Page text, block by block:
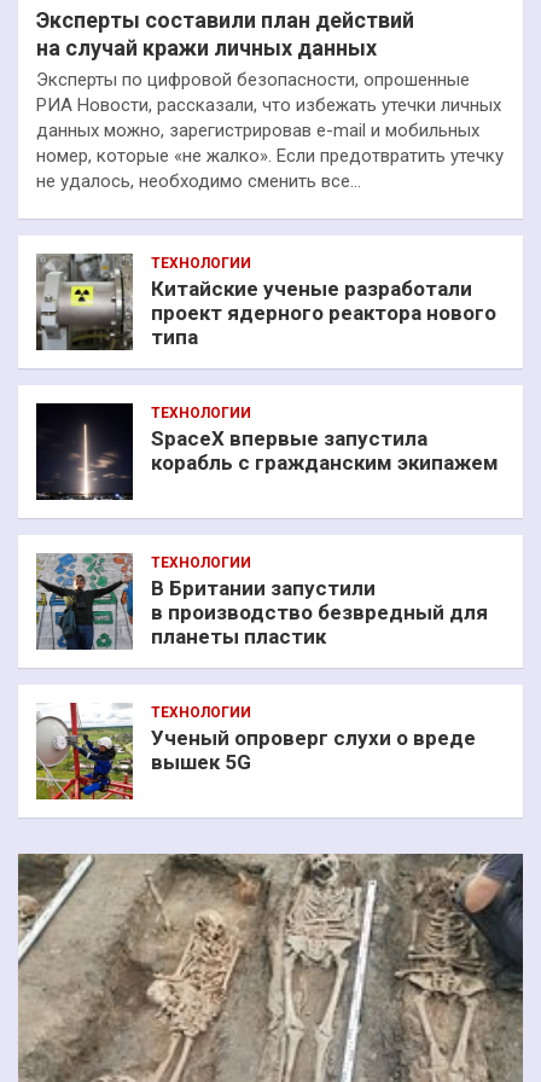
Эксперты составили план действий
на случай кражи личных данных
Эксперты по цифровой безопасности, опрошенные
РИА Новости, рассказали, что избежать утечки личных
данных можно, зарегистрировав e-mail и мобильных
номер, которые «не жалко». Если предотвратить утечку
не удалось, необходимо сменить все…
ТЕХНОЛОГИИ
Китайские ученые разработали
проект ядерного реактора нового
типа
ТЕХНОЛОГИИ
SpaceX впервые запустила
корабль с гражданским экипажем
ТЕХНОЛОГИИ
В Британии запустили
в производство безвредный для
планеты пластик
ТЕХНОЛОГИИ
Ученый опроверг слухи о вреде
вышек 5G